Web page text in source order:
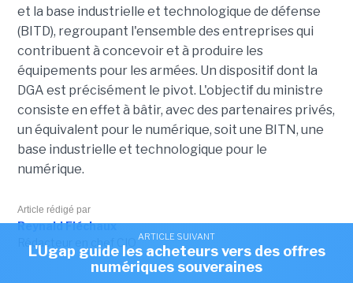
et la base industrielle et technologique de défense
(BITD), regroupant l'ensemble des entreprises qui
contribuent à concevoir et à produire les
équipements pour les armées. Un dispositif dont la
DGA est précisément le pivot. L'objectif du ministre
consiste en effet à bâtir, avec des partenaires privés,
un équivalent pour le numérique, soit une BITN, une
base industrielle et technologique pour le
numérique.
Article rédigé par
Reynald Fléchaux
Rédacteur en chef CIO
ARTICLE SUIVANT
L'Ugap guide les acheteurs vers des offres
numériques souveraines